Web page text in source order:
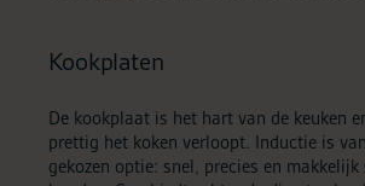
Kookplaten
De kookplaat is het hart van de keuken
prettig het koken verloopt. Inductie is
gekozen optie: snel, precies en